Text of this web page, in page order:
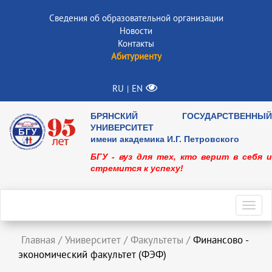
Сведения об образовательной организации
Новости
Контакты
Абитуриенту
RU | EN
БРЯНСКИЙ ГОСУДАРСТВЕННЫЙ
УНИВЕРСИТЕТ
имени академика И.Г. Петровского
БГУ - вуз для тех, кто верит в себя и
стремится к успеху!
Главная / Университет / Факультеты / Финансово -
экономический факультет (ФЭФ)